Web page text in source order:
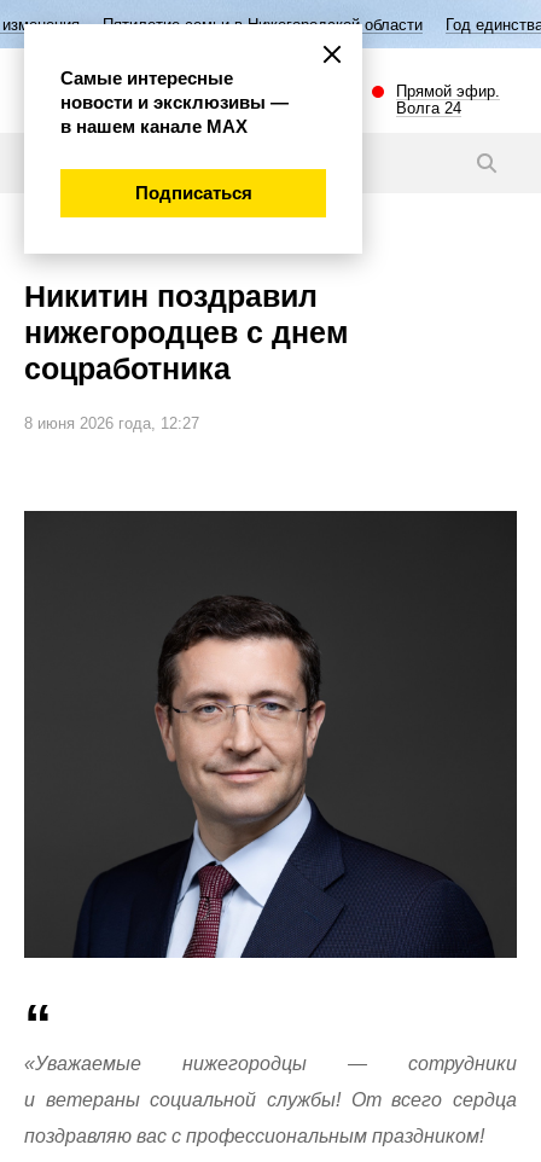
семьи в Нижегородской области Год единства народов
Прямой эфир.
Волга 24
Никитин поздравил
нижегородцев с днем
соцработника
8 июня 2026 года, 12:27
«Уважаемые нижегородцы — сотрудники
и ветераны социальной службы! От всего сердца
поздравляю вас с профессиональным праздником!
Самые интересные
новости и эксклюзивы —
в нашем канале МАХ
Подписаться